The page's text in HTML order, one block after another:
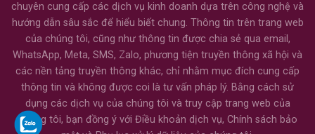
chuyên cung cấp các dịch vụ kinh doanh dựa trên công nghệ và
hướng dẫn sâu sắc để hiểu biết chung. Thông tin trên trang web
của chúng tôi, cũng như thông tin được chia sẻ qua email,
WhatsApp, Meta, SMS, Zalo, phương tiện truyền thông xã hội và
các nền tảng truyền thông khác, chỉ nhằm mục đích cung cấp
thông tin và không được coi là tư vấn pháp lý. Bằng cách sử
dụng các dịch vụ của chúng tôi và truy cập trang web của
chúng tôi, bạn đồng ý với Điều khoản dịch vụ, Chính sách bảo